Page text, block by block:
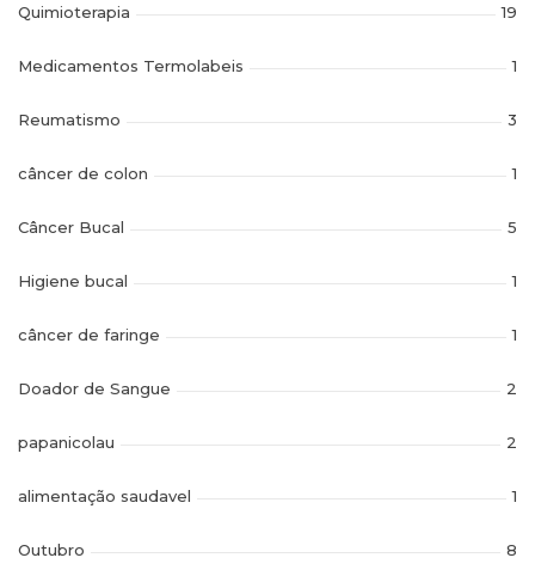
Quimioterapia 19
Medicamentos Termolabeis 1
Reumatismo 3
câncer de colon 1
Câncer Bucal 5
Higiene bucal 1
câncer de faringe 1
Doador de Sangue 2
papanicolau 2
alimentação saudavel 1
Outubro 8